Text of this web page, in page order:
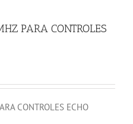
PARA CONTROLES
CONTROLES ECHO